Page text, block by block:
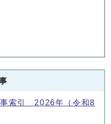
事索引 2026年（令和8